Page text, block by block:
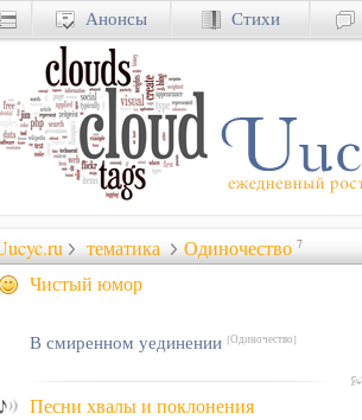
тематика Одиночество 7
Чистый юмор
В смиренном уединении [Одиночество]
Песни хвалы и поклонения
Анонсы Стихи